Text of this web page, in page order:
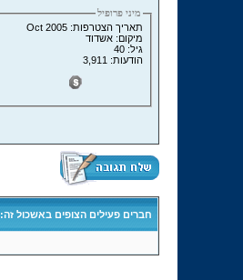
מיני פרופיל
תאריך הצטרפות: Oct 2005
מיקום: אשדוד
גיל: 40
הודעות: 3,911
חברים פעילים הצופים באשכול זה: 1